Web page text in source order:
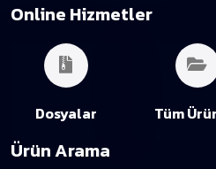
Online Hizmetler
Dosyalar Tüm
Ürün Arama